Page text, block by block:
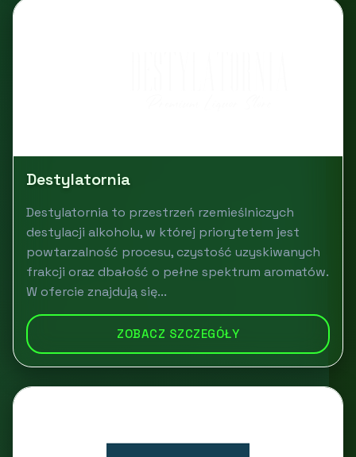
Destylatornia
Destylatornia to przestrzeń rzemieślniczych
destylacji alkoholu, w której priorytetem jest
powtarzalność procesu, czystość uzyskiwanych
frakcji oraz dbałość o pełne spektrum aromatów.
W ofercie znajdują się...
ZOBACZ SZCZEGÓŁY